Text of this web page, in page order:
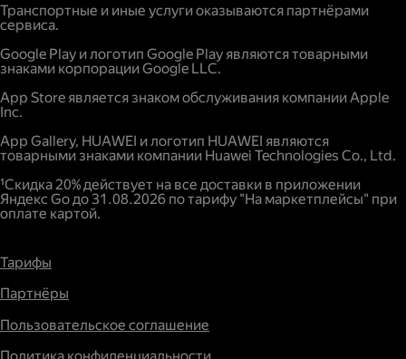
Транспортные и иные услуги оказываются партнёрами
сервиса.
Google Play и логотип Google Play являются товарными
знаками корпорации Google LLC.
App Store является знаком обслуживания компании Apple
Inc.
App Gallery, HUAWEI и логотип HUAWEI являются
товарными знаками компании Huawei Technologies Co., Ltd.
¹Скидка 20% действует на все доставки в приложении
Яндекс Go до 31.08.2026 по тарифу "На маркетплейсы" при
оплате картой.
Тарифы
Партнёры
Пользовательское соглашение
Политика конфиденциальности